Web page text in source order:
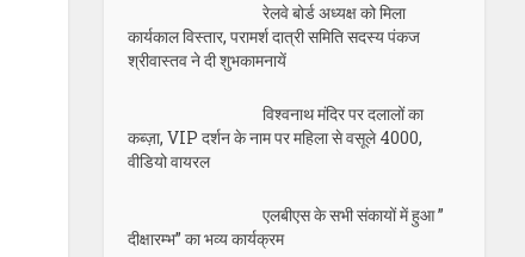
रेलवे बोर्ड अध्यक्ष को मिला
कार्यकाल विस्तार, परामर्श दात्री समिति सदस्य पंकज
श्रीवास्तव ने दी शुभकामनायें
विश्वनाथ मंदिर पर दलालों का
कब्ज़ा, VIP दर्शन के नाम पर महिला से वसूले 4000,
वीडियो वायरल
एलबीएस के सभी संकायों में हुआ ”
दीक्षारम्भ” का भव्य कार्यक्रम